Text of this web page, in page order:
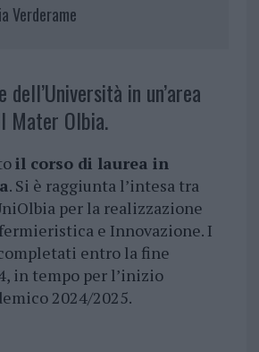
Verderame
dell’Università in un’area
Mater Olbia.
il corso di laurea in
. Si è raggiunta l’intesa tra
per la realizzazione
e Innovazione. I
entro la fine
in tempo per l’inizio
2024/2025.